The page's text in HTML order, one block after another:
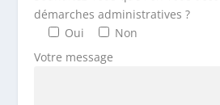
démarches administratives ?
Oui
Non
Votre message